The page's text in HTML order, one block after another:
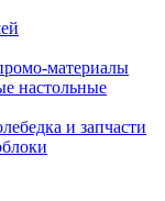
материалы
настольные
и запчасти